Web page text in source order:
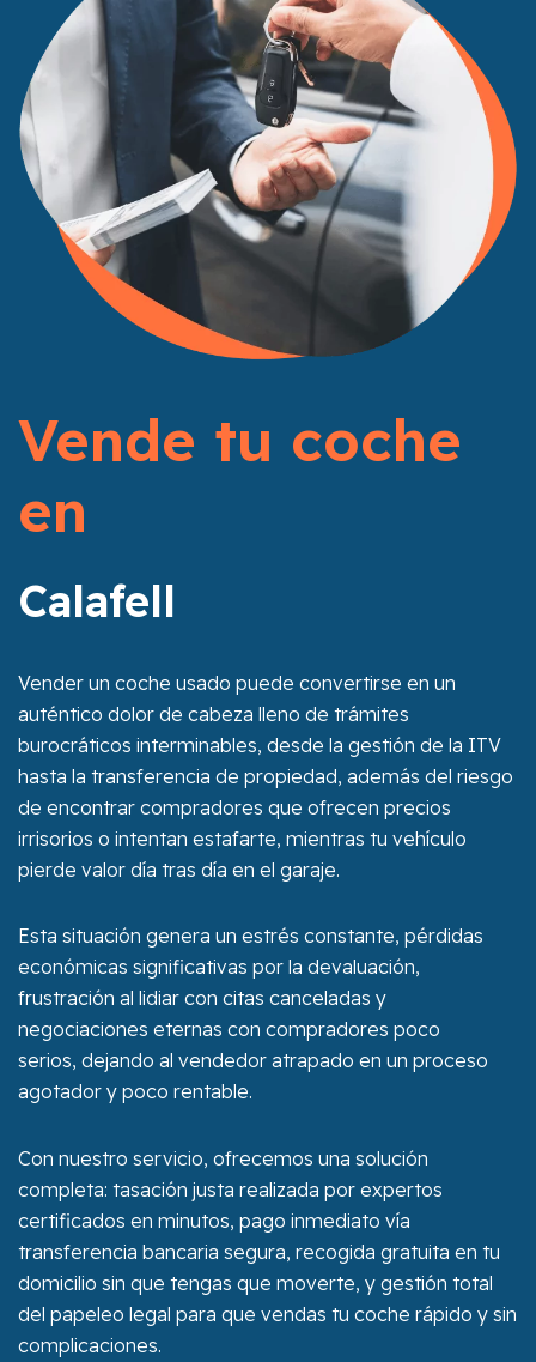
Vende tu coche
en
Calafell
Vender un coche usado puede convertirse en un
auténtico dolor de cabeza lleno de trámites
burocráticos interminables, desde la gestión de la ITV
hasta la transferencia de propiedad, además del riesgo
de encontrar compradores que ofrecen precios
irrisorios o intentan estafarte, mientras tu vehículo
pierde valor día tras día en el garaje.
Esta situación genera un estrés constante, pérdidas
económicas significativas por la devaluación,
frustración al lidiar con citas canceladas y
negociaciones eternas con compradores poco
serios, dejando al vendedor atrapado en un proceso
agotador y poco rentable.
Con nuestro servicio, ofrecemos una solución
completa: tasación justa realizada por expertos
certificados en minutos, pago inmediato vía
transferencia bancaria segura, recogida gratuita en tu
domicilio sin que tengas que moverte, y gestión total
del papeleo legal para que vendas tu coche rápido y sin
complicaciones.